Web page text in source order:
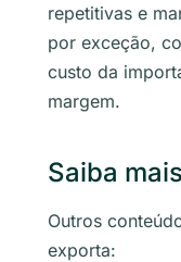
repetitivas e
por exceção,
custo da
margem.
Saiba mais
Outros
exporta: